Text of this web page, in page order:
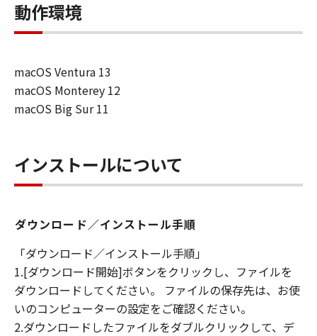
動作環境
macOS Ventura 13
macOS Monterey 12
macOS Big Sur 11
インストールについて
ダウンロード／インストール手順
「ダウンロード／インストール手順」
1.[ダウンロード開始]ボタンをクリックし、ファイルを
ダウンロードしてください。 ファイルの保存先は、お使
いのコンピューターの設定をご確認ください。
2.ダウンロードしたファイルをダブルクリックして、デ